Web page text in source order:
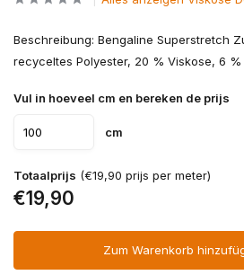
Beschreibung: Bengaline Superstretch
recyceltes Polyester, 20 % Viskose, 6 %
Vul in hoeveel cm en bereken de prijs
cm
Totaalprijs (€19,90 prijs per meter)
€19,90
Zum Warenkorb